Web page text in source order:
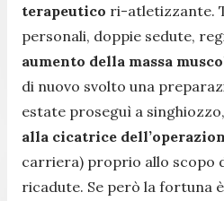
terapeutico ri-atletizzante.
personali, doppie sedute,
aumento della massa
di nuovo svolto una
estate proseguì a
alla cicatrice
carriera) proprio allo scopo
ricadute. Se però la fortuna